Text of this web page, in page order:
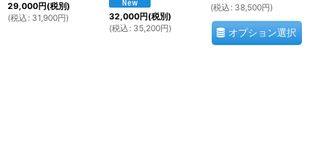
29,000円(税別)
(税込 : 31,900円) 32,000円(税別)
(税込 : 35,200円)
(税込 : 38,500円)
オプション選択